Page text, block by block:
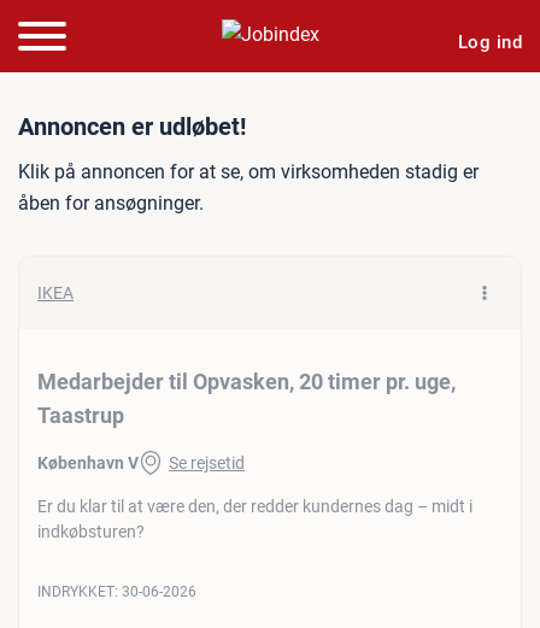
Log ind
Jobannonce:
Annoncen er udløbet!
Klik på annoncen for at se, om virksomheden stadig er
åben for ansøgninger.
IKEA
Medarbejder til Opvasken, 20 timer pr. uge,
Taastrup
København V Se rejsetid
Er du klar til at være den, der redder kundernes dag – midt i
indkøbsturen?
INDRYKKET: 30-06-2026